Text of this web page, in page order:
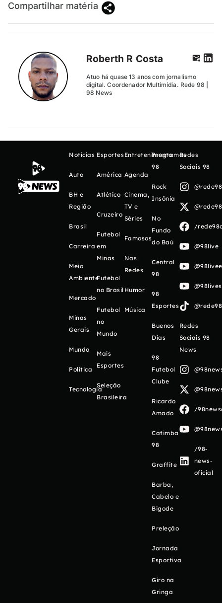
Compartilhar matéria
Roberth R Costa
Atuo há quase 13 anos com jornalismo
digital. Coordenador Multimídia. Rede 98 |
98 News
Notícias
Auto
BH e
Região
Brasil
Carreira
Meio
Ambiente
Mercado
Minas
Gerais
Mundo
Política
Tecnologia
Esportes
América
Atlético
Cruzeiro
Futebol
em
Minas
Futebol
no Brasil
Futebol
no
Mundo
Mais
Esportes
Seleção
Brasileira
Entretenimento
Agenda
Cinema,
TV e
Séries
Famosos
Nas
Redes
Humor
Música
Programas
98
Rock
Insônia
No
Fundo
do Baú
Central
98
98
Esportes
Buenos
Días
98
Futebol
Clube
Ricardo
Amado
Catimba
98
Graffite
Barba,
Cabelo e
Bigode
Preleção
Jornada
Esportiva
Giro na
Gringa
Redes
Sociais 98
/
@98live
Redes
Sociais 98
News
/
/98-
news-
oficial